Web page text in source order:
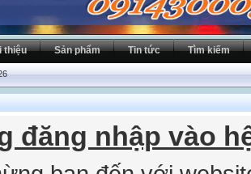
thiệu Sản phẩm Tin tức Tìm kiếm
đăng nhập vào